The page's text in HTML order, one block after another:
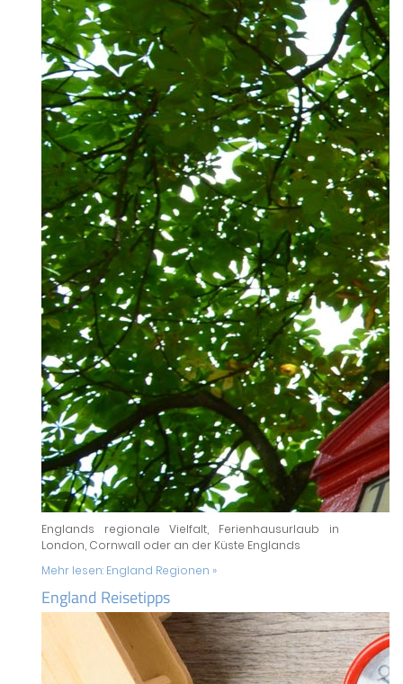
Englands regionale Vielfalt, Ferienhausurlaub in
London, Cornwall oder an der Küste Englands
Mehr lesen: England Regionen »
England Reisetipps